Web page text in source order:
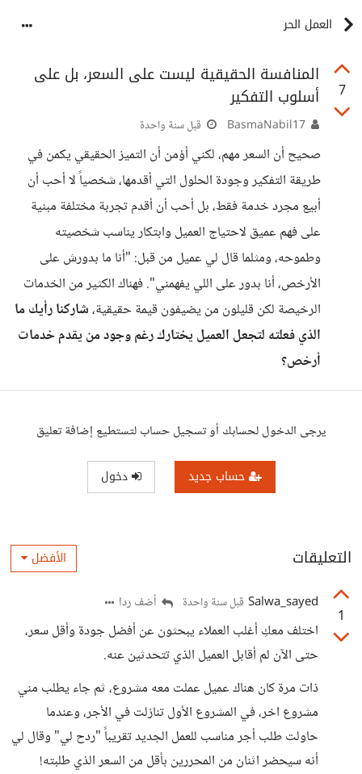
العمل الحر
7
المنافسة الحقيقية ليست على السعر، بل على
أسلوب التفكير
قبل سنة واحدة
صحيح أن السعر مهم، لكني أؤمن أن التميز الحقيقي يكمن في
طريقة التفكير وجودة الحلول التي أقدمها، شخصياً لا أحب أن
أبيع مجرد خدمة فقط، بل أحب أن أقدم تجربة مختلفة مبنية
على فهم عميق لاحتياج العميل وابتكار يناسب شخصيته
وطموحه، ومثلما قال لي عميل من قبل: "أنا ما بدورش على
الأرخص، أنا بدور على اللي يفهمني". فهناك الكثير من الخدمات
الرخيصة لكن قليلون من يضيفون قيمة حقيقية،شاركنا رأيك ما
الذي فعلته لتجعل العميل يختارك رغم وجود من يقدم خدمات
أرخص؟
يرجى الدخول لحسابك أو تسجيل حساب لتستطيع إضافة تعليق
حساب جديد دخول
التعليقات الأفضل
1
Salwa_sayed قبل سنة واحدة أضف ردا
اختلف معكِ أغلب العملاء يبحثون عن أفضل جودة وأقل سعر،
حتى الآن لم أقابل العميل الذي تتحدثين عنه.
ذات مرة كان هناك عميل عملت معه مشروع، ثم جاء يطلب مني
مشروع اخر، في المشروع الأول تنازلت في الأجر، وعندما
حاولت طلب أجر مناسب للعمل الجديد تقريباً "ردح لي" وقال لي
أنه سيحضر اثنان من المحررين بأقل من السعر الذي طلبته!